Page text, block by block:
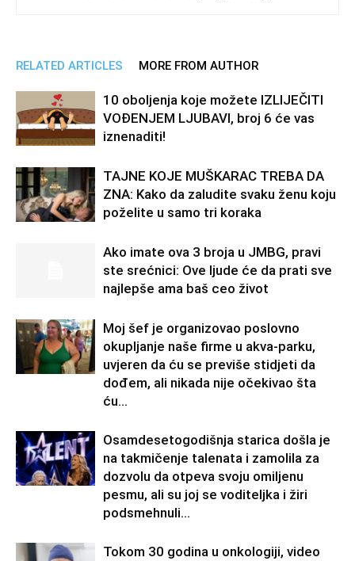
RELATED ARTICLES MORE FROM AUTHOR
10 oboljenja koje možete IZLIJEČITI
VOĐENJEM LJUBAVI, broj 6 će vas
iznenaditi!
TAJNE KOJE MUŠKARAC TREBA DA
ZNA: Kako da zaludite svaku ženu koju
poželite u samo tri koraka
Ako imate ova 3 broja u JMBG, pravi
ste srećnici: Ove ljude će da prati sve
najlepše ama baš ceo život
Moj šef je organizovao poslovno
okupljanje naše firme u akva-parku,
uvjeren da ću se previše stidjeti da
dođem, ali nikada nije očekivao šta
ću...
Osamdesetogodišnja starica došla je
na takmičenje talenata i zamolila za
dozvolu da otpeva svoju omiljenu
pesmu, ali su joj se voditeljka i žiri
podsmehnuli...
Tokom 30 godina u onkologiji, video